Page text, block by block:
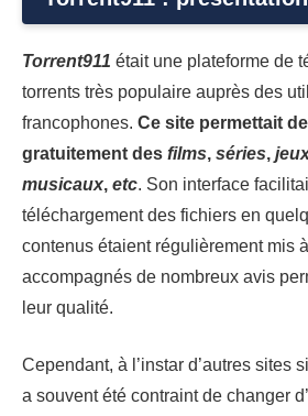
Torrent911 était une plateforme de
torrents très populaire auprès des
francophones. Ce site permettait
gratuitement des films, séries,
musicaux, etc. Son interface
téléchargement des fichiers en
contenus étaient régulièrement mis
accompagnés de nombreux avis
leur qualité.
Cependant, à l’instar d’autres sites
a souvent été contraint de changer